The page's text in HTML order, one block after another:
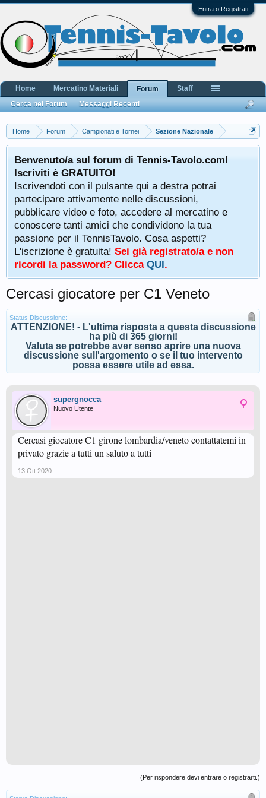
Entra o Registrati
Home Forum Campionati e Tornei Sezione Nazionale
Benvenuto/a sul forum di Tennis-Tavolo.com!
Iscriviti è GRATUITO!
Iscrivendoti con il pulsante qui a destra potrai
partecipare attivamente nelle discussioni,
pubblicare video e foto, accedere al mercatino e
conoscere tanti amici che condividono la tua
passione per il TennisTavolo. Cosa aspetti?
L'iscrizione è gratuita! Sei già registrato/a e non
ricordi la password? Clicca QUI.
Cercasi giocatore per C1 Veneto
Status Discussione:
ATTENZIONE! - L'ultima risposta a questa discussione
ha più di 365 giorni!
Valuta se potrebbe aver senso aprire una nuova
discussione sull'argomento o se il tuo intervento
possa essere utile ad essa.
supergnocca
Nuovo Utente
Cercasi giocatore C1 girone lombardia/veneto contattatemi in
privato grazie a tutti un saluto a tutti
13 Ott 2020
(Per rispondere devi entrare o registrarti.)
Home Mercatino Materiali
Forum
Cerca nei Forum
Messaggi Recenti
Staff